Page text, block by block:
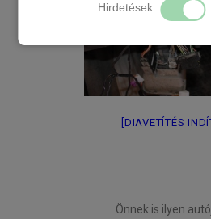
Hirdetések
[DIAVETÍTÉS
Önnek is ilyen